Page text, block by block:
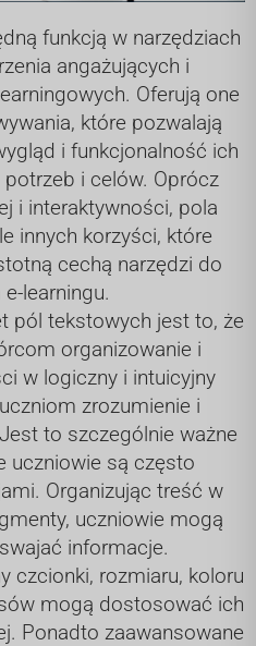
funkcją w narzędziach
angażujących i
Oferują one
które pozwalają
i funkcjonalność ich
i celów. Oprócz
i interaktywności, pola
innych korzyści, które
cechą narzędzi do
learningu.
pól tekstowych jest to, że
organizowanie i
w logiczny i intuicyjny
zrozumienie i
to szczególnie ważne
uczniowie są często
Organizując treść w
uczniowie mogą
informacje.
czcionki, rozmiaru, koloru
mogą dostosować ich
Ponadto zaawansowane